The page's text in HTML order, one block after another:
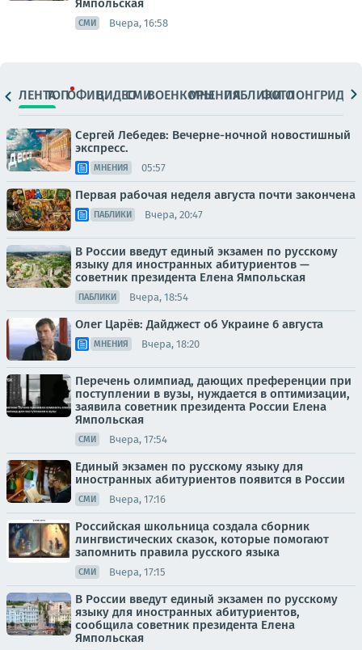
Ямпольская
СМИ Вчера, 16:58
ЛЕНТАТОПОФИЦ.ВИДЕОСМИВОЕНКОРЫМНЕНИЯПАБЛИКИ
ФОТОЛОНГРИДЫ
Сергей Лебедев: Вечерне-ночной новостишный
экспресс.
МНЕНИЯ 05:57
Первая рабочая неделя августа почти закончена
ПАБЛИКИ Вчера, 20:47
В России введут единый экзамен по русскому
языку для иностранных абитуриентов —
советник президента Елена Ямпольская
ПАБЛИКИ Вчера, 18:54
Олег Царёв: Дайджест об Украине 6 августа
МНЕНИЯ Вчера, 18:20
Перечень олимпиад, дающих преференции при
поступлении в вузы, нуждается в оптимизации,
заявила советник президента России Елена
Ямпольская
СМИ Вчера, 17:54
Единый экзамен по русскому языку для
иностранных абитуриентов появится в России
СМИ Вчера, 17:16
Российская школьница создала сборник
лингвистических сказок, которые помогают
запомнить правила русского языка
СМИ Вчера, 17:15
В России введут единый экзамен по русскому
языку для иностранных абитуриентов,
сообщила советник президента Елена
Ямпольская